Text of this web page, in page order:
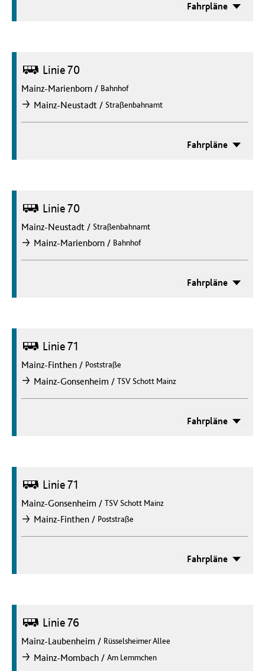
Fahrpläne
Bus Linie 70
Mainz-Marienborn / Bahnhof
nachMainz-Neustadt / Straßenbahnamt
Fahrpläne
Bus Linie 70
Mainz-Neustadt / Straßenbahnamt
nachMainz-Marienborn / Bahnhof
Fahrpläne
Bus Linie 71
Mainz-Finthen / Poststraße
nachMainz-Gonsenheim / TSV Schott Mainz
Fahrpläne
Bus Linie 71
Mainz-Gonsenheim / TSV Schott Mainz
nachMainz-Finthen / Poststraße
Fahrpläne
Bus Linie 76
Mainz-Laubenheim / Rüsselsheimer Allee
nachMainz-Mombach / Am Lemmchen